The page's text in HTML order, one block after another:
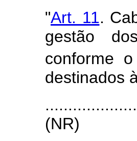
"Art. 11.
gestão
conforme
destinados
(NR)